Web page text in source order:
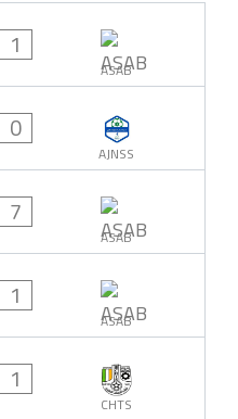
1
ASAB
0
AJNSS
7
ASAB
1
ASAB
1
CHTS